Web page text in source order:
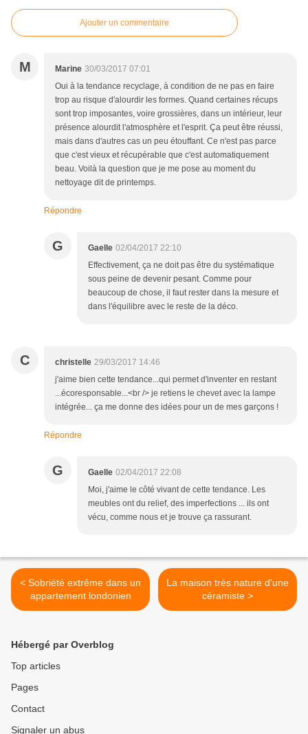
Ajouter un commentaire
M Marine 30/03/2017 07:01
Oui à la tendance recyclage, à condition de ne pas en faire
trop au risque d'alourdir les formes. Quand certaines récups
sont trop imposantes, voire grossières, dans un intérieur, leur
présence alourdit l'atmosphère et l'esprit. Ça peut être réussi,
mais dans d'autres cas un peu étouffant. Ce n'est pas parce
que c'est vieux et récupérable que c'est automatiquement
beau. Voilà la question que je me pose au moment du
nettoyage dit de printemps.
Répondre
G Gaelle 02/04/2017 22:10
Effectivement, ça ne doit pas être du systématique
sous peine de devenir pesant. Comme pour
beaucoup de chose, il faut rester dans la mesure et
dans l'équilibre avec le reste de la déco.
C christelle 29/03/2017 14:46
j'aime bien cette tendance...qui permet d'inventer en restant
...écoresponsable...<br /> je retiens le chevet avec la lampe
intégrée... ça me donne des idées pour un de mes garçons !
Répondre
G Gaelle 02/04/2017 22:08
Moi, j'aime le côté vivant de cette tendance. Les
meubles ont du relief, des imperfections ... ils ont
vécu, comme nous et je trouve ça rassurant.
< Sobriété extrême dans un
appartement londonien
La maison très nature d'une
céramiste >
Hébergé par Overblog
Top articles
Pages
Contact
Signaler un abus